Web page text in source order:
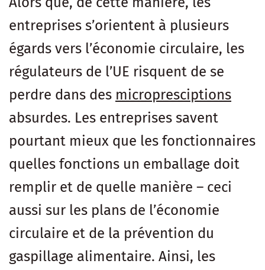
entreprises s’orientent à plusieurs
égards vers l’économie circulaire, les
régulateurs de l’UE risquent de se
perdre dans des micropresciptions
absurdes. Les entreprises savent
pourtant mieux que les fonctionnaires
quelles fonctions un emballage doit
remplir et de quelle manière – ceci
aussi sur les plans de l’économie
circulaire et de la prévention du
gaspillage alimentaire. Ainsi, les